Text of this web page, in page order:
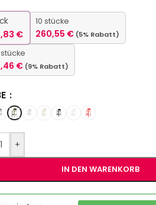
€
10 stücke
260,55 € (5% Rabatt)
€ (9% Rabatt)
+
IN DEN WARENKORB